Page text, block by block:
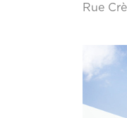
Rue